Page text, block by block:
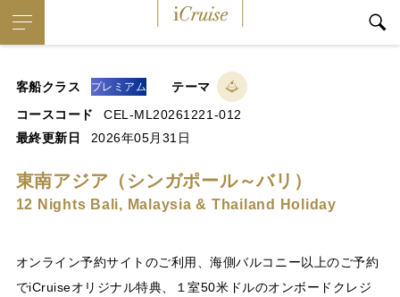
客船クラス プレミアム
テーマ
コースコード
CEL-ML20261221-012
最終更新日
2026年05月31日
東南アジア（シンガポール～バリ）
12 Nights Bali, Malaysia & Thailand Holiday
オンライン予約サイトのご利用、海側バルコニー以上のご予約
でiCruiseオリジナル特典、１室50米ドルのオンボードクレジ